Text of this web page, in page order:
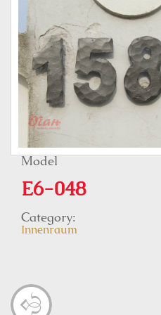
Model
E6-048
Category:
Innenraum